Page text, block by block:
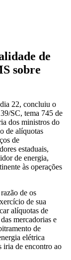
de
sobre
22, concluiu o
SC, tema 745 de
dos ministros do
de alíquotas
de
estaduais,
de energia,
às operações
de os
de sua
alíquotas de
mercadorias e
de
elétrica
iria de encontro ao